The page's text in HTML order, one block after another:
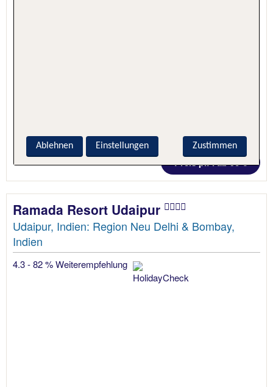
1 Nacht, Nur Hotel
Preis p.P. ab 90 €
Ramada Resort Udaipur
Udaipur, Indien: Region Neu Delhi & Bombay,
Indien
4.3 - 82 % Weiterempfehlung
Zustimmen
Ablehnen Einstellungen